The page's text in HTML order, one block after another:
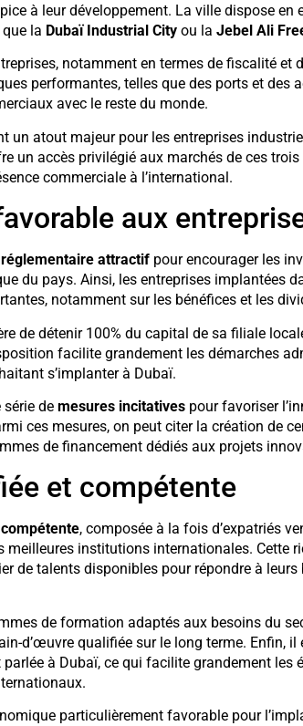
à leur développement. La ville dispose en
la Dubaï Industrial Cityou la Jebel Ali
notamment en termes de fiscalité et
performantes, telles que des ports et des
avec le reste du monde.
un atout majeur pour les entreprises
un accès privilégié aux marchés de ces
commerciale à l’international.
aux
attractifpour encourager les
du pays. Ainsi, les entreprises implantées
notamment sur les bénéfices et les
de détenir 100% du capital de sa filiale
facilite grandement les démarches
s’implanter à Dubaï.
de mesures incitativespour favoriser
ces mesures, on peut citer la création de
de financement dédiés aux projets
et compétente
, composée à la fois d’expatriés
institutions internationales. Cette
de talents disponibles pour répondre à leurs
de formation adaptés aux besoins du
d’œuvre qualifiée sur le long terme. Enfin,
à Dubaï, ce qui facilite grandement les
particulièrement favorable pour